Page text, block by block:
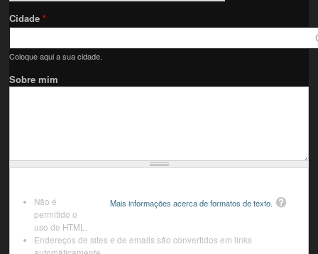
Cidade*
Coloque aqui a sua cidade.
Sobre mim
Mais informações acerca de formatos de texto.
Não é
permitido o
uso de HTML.
Endereços de sites e de emails são convertidos em links